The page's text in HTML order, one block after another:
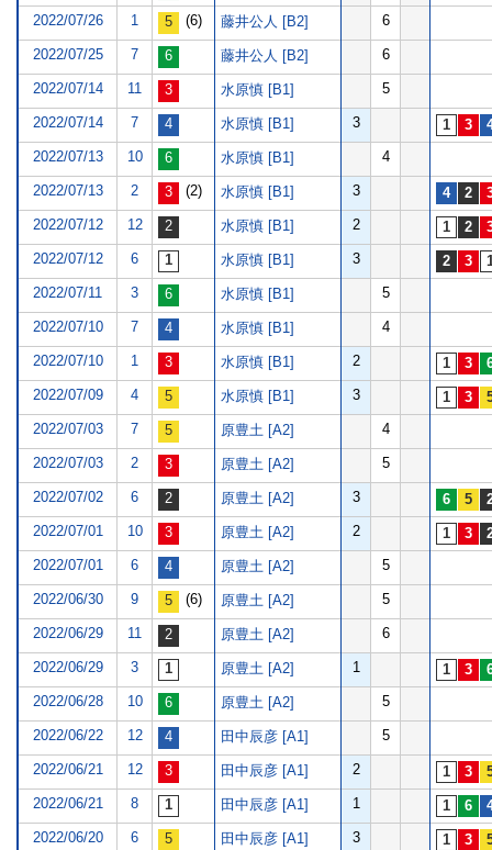
2022/07/26 1 (6) 藤井公人 [B2] 6
2022/07/25 7 藤井公人 [B2] 6
2022/07/14 11 水原慎 [B1] 5
2022/07/14 7 水原慎 [B1] 3
2022/07/13 10 水原慎 [B1] 4
2022/07/13 2 (2) 水原慎 [B1] 3
2022/07/12 12 水原慎 [B1] 2
2022/07/12 6 水原慎 [B1] 3
2022/07/11 3 水原慎 [B1] 5
2022/07/10 7 水原慎 [B1] 4
2022/07/10 1 水原慎 [B1] 2
2022/07/09 4 水原慎 [B1] 3
2022/07/03 7 原豊土 [A2] 4
2022/07/03 2 原豊土 [A2] 5
2022/07/02 6 原豊土 [A2] 3
2022/07/01 10 原豊土 [A2] 2
2022/07/01 6 原豊土 [A2] 5
2022/06/30 9 (6) 原豊土 [A2] 5
2022/06/29 11 原豊土 [A2] 6
2022/06/29 3 原豊土 [A2] 1
2022/06/28 10 原豊土 [A2] 5
2022/06/22 12 田中辰彦 [A1] 5
2022/06/21 12 田中辰彦 [A1] 2
2022/06/21 8 田中辰彦 [A1] 1
2022/06/20 6 田中辰彦 [A1] 3